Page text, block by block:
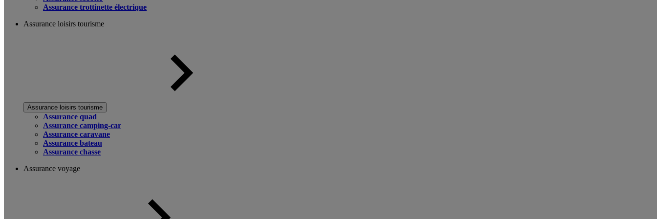
Assurance trottinette électrique
Assurance loisirs tourisme
Assurance loisirs tourisme
Assurance quad
Assurance camping-car
Assurance caravane
Assurance bateau
Assurance chasse
Assurance voyage